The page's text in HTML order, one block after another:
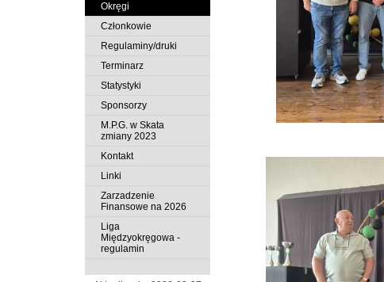
Okręgi
Członkowie
Regulaminy/druki
Terminarz
Statystyki
Sponsorzy
M.P.G. w Skata
zmiany 2023
Kontakt
Linki
Zarzadzenie
Finansowe na 2026
Liga
Międzyokręgowa -
regulamin